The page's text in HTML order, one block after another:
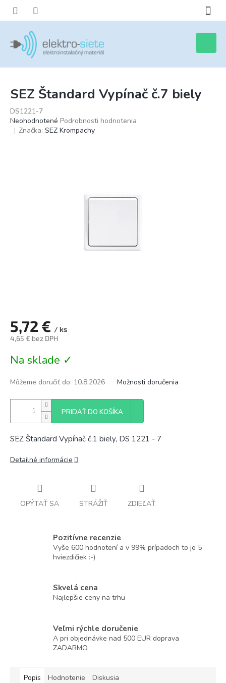
obsah
košík
SEZ Štandard Vypínač č.7 biely
DS1221-7
Priemerné
hodnotenie
Neohodnotené Podrobnosti hodnotenia
Značka: SEZ Krompachy
5,72 € / ks
4,65 € bez DPH
cena:
Na sklade ✓
Môžeme doručiť do: 10.8.2026 Možnosti doručenia
PRIDAŤ DO KOŠÍKA
SEZ Štandard Vypínač č.1 biely, DS 1221 - 7
Detailné informácie
OPÝTAŤ SA STRÁŽIŤ ZDIEĽAŤ
Pozitívne recenzie
Vyše 600 hodnotení a v 99% prípadoch to je 5
hviezdičiek :-)
Skvelá cena
Najlepšie ceny na trhu
Veľmi rýchle doručenie
A pri objednávke nad 500 EUR doprava
ZADARMO.
Popis Hodnotenie Diskusia